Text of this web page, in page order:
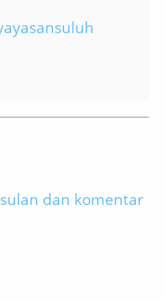
dan komentar